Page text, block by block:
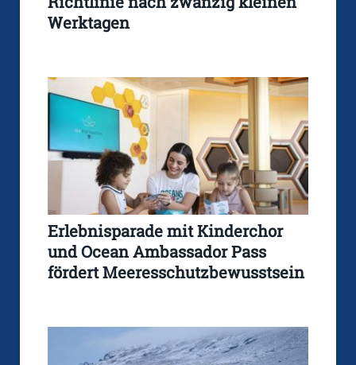
Werktagen
Erlebnisparade mit Kinderchor
und Ocean Ambassador Pass
fördert Meeresschutzbewusstsein